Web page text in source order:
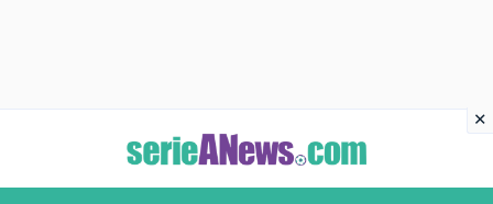
contenuto